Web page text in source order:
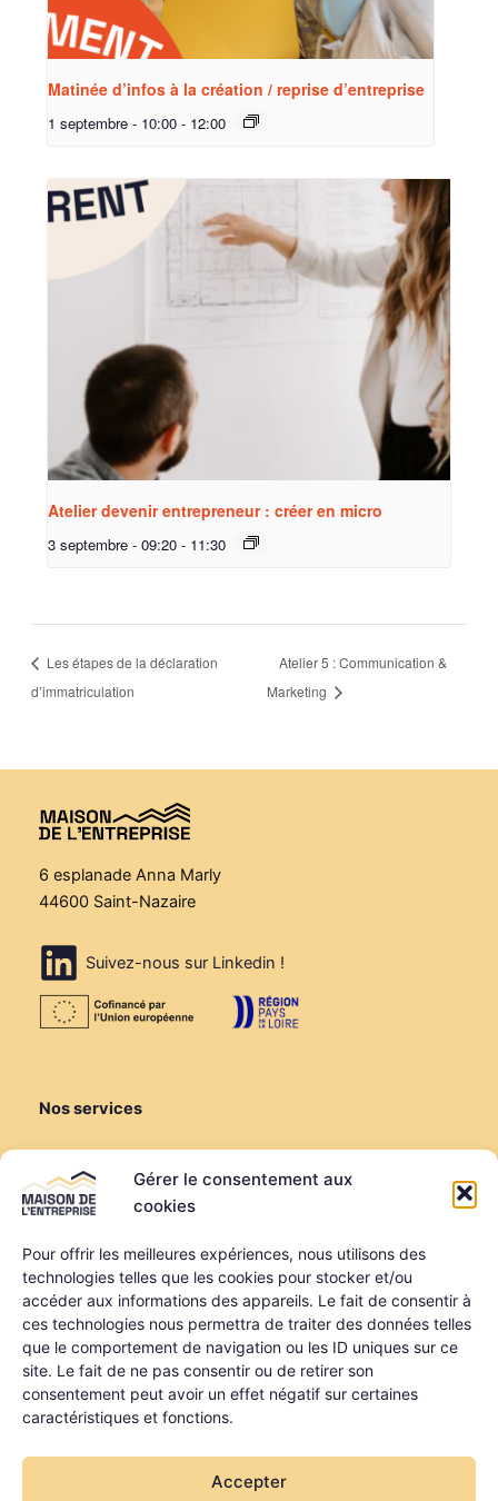
Gérer le consentement aux
cookies
Pour offrir les meilleures expériences, nous utilisons des
technologies telles que les cookies pour stocker et/ou
accéder aux informations des appareils. Le fait de consentir à
ces technologies nous permettra de traiter des données telles
que le comportement de navigation ou les ID uniques sur ce
site. Le fait de ne pas consentir ou de retirer son
consentement peut avoir un effet négatif sur certaines
caractéristiques et fonctions.
Accepter
Matinée d’infos à la création / reprise d’entreprise
1 septembre - 10:00 - 12:00
Atelier devenir entrepreneur : créer en micro
3 septembre - 09:20 - 11:30
Les étapes de la déclaration
d’immatriculation
Atelier 5 : Communication &
Marketing
6 esplanade Anna Marly
44600 Saint-Nazaire
Suivez-nous sur Linkedin !
Nos services
Louer une salle de réunion
Louer un bureau
Domiciliation
Informations
Mentions légales
Politique de confidentialité
Qui sommes-nous ?
Nos partenaires
La MDE a été financée dans le cadre du programme